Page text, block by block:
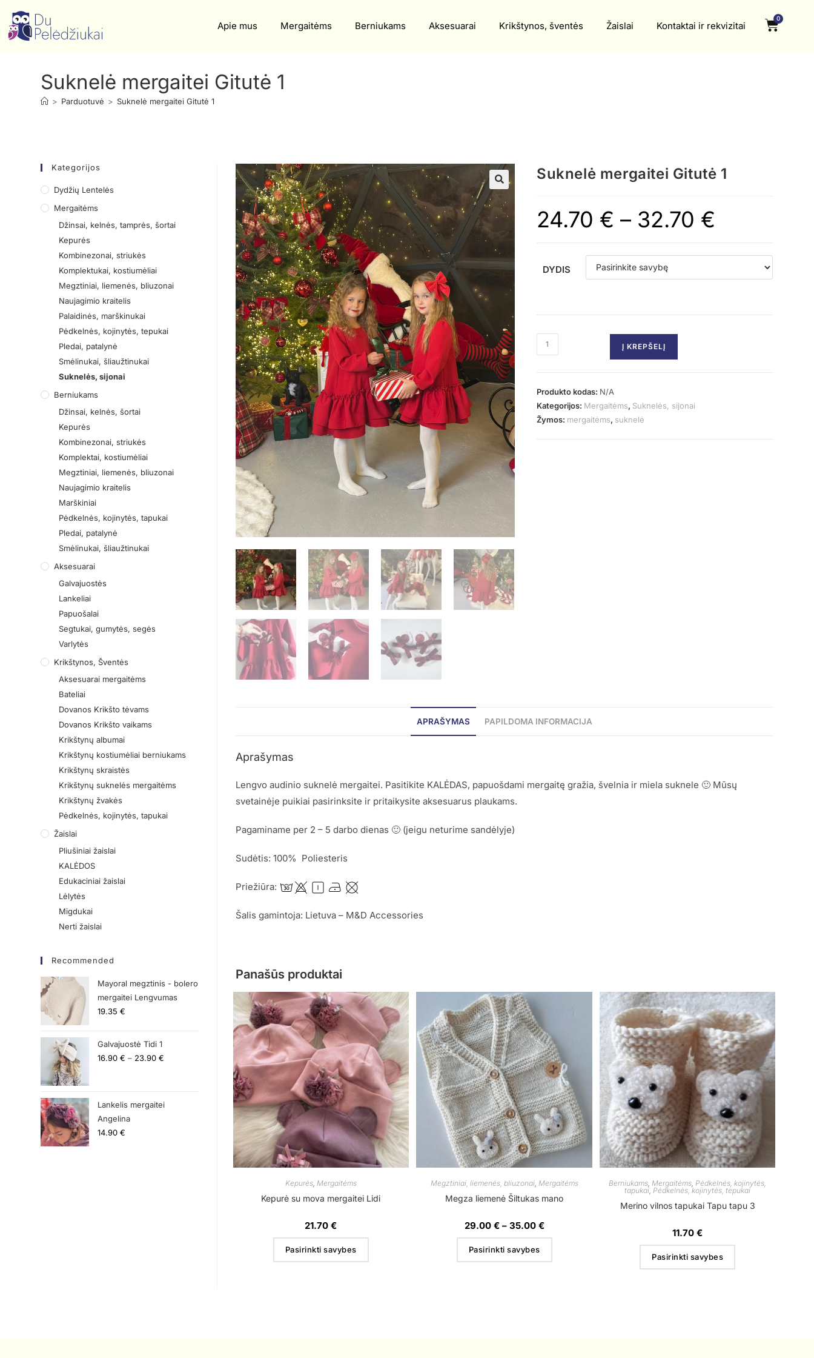
Apie mus Mergaitėms Berniukams Aksesuarai Krikštynos, šventės Žaislai Kontaktai ir rekvizitai
0
Suknelė mergaitei Gitutė 1
> Parduotuvė > Suknelė mergaitei Gitutė 1
🔍
Suknelė mergaitei Gitutė 1
24.70 € – 32.70 €
DYDIS
Į KREPŠELĮ
Produkto kodas: N/A
Kategorijos: Mergaitėms, Suknelės, sijonai
Žymos: mergaitėms, suknelė
APRAŠYMAS PAPILDOMA INFORMACIJA
Aprašymas
Lengvo audinio suknelė mergaitei. Pasitikite KALĖDAS, papuošdami mergaitę gražia, švelnia ir miela suknele 🙂 Mūsų
svetainėje puikiai pasirinksite ir pritaikysite aksesuarus plaukams.
Pagaminame per 2 – 5 darbo dienas 🙂 (jeigu neturime sandėlyje)
Sudėtis: 100% Poliesteris
Priežiūra:
Šalis gamintoja: Lietuva – M&D Accessories
Panašūs produktai
Kepurės, Mergaitėms
Kepurė su mova mergaitei Lidi
21.70€
Pasirinkti savybes
Megztiniai, liemenės, bliuzonai, Mergaitėms
Megza liemenė Šiltukas mano
29.00 € – 35.00 €
Pasirinkti savybes
Berniukams,Mergaitėms,Pėdkelnės, kojinytės,
tapukai,Pėdkelnės, kojinytės, tepukai
Merino vilnos tapukai Tapu tapu 3
11.70€
Pasirinkti savybes
Kategorijos
Dydžių Lentelės
Mergaitėms
Džinsai, kelnės, tamprės, šortai
Kepurės
Kombinezonai, striukės
Komplektukai, kostiumėliai
Megztiniai, liemenės, bliuzonai
Naujagimio kraitelis
Palaidinės, marškinukai
Pėdkelnės, kojinytės, tepukai
Pledai, patalynė
Smėlinukai, šliaužtinukai
Suknelės, sijonai
Berniukams
Džinsai, kelnės, šortai
Kepurės
Kombinezonai, striukės
Komplektai, kostiumėliai
Megztiniai, liemenės, bliuzonai
Naujagimio kraitelis
Marškiniai
Pėdkelnės, kojinytės, tapukai
Pledai, patalynė
Smėlinukai, šliaužtinukai
Aksesuarai
Galvajuostės
Lankeliai
Papuošalai
Segtukai, gumytės, segės
Varlytės
Krikštynos, Šventės
Aksesuarai mergaitėms
Bateliai
Dovanos Krikšto tėvams
Dovanos Krikšto vaikams
Krikštynų albumai
Krikštynų kostiumėliai berniukams
Krikštynų skraistės
Krikštynų suknelės mergaitėms
Krikštynų žvakės
Pėdkelnės, kojinytės, tapukai
Žaislai
Pliušiniai žaislai
KALĖDOS
Edukaciniai žaislai
Lėlytės
Migdukai
Nerti žaislai
Recommended
Mayoral megztinis - bolero
mergaitei Lengvumas
19.35€
Galvajuostė Tidi 1
16.90€ – 23.90€
Lankelis mergaitei
Angelina
14.90€